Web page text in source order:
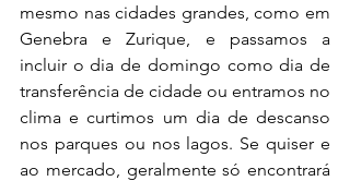
mesmo nas cidades grandes, como em
Genebra e Zurique, e passamos a
incluir o dia de domingo como dia de
transferência de cidade ou entramos no
clima e curtimos um dia de descanso
nos parques ou nos lagos. Se quiser e
ao mercado, geralmente só encontrará